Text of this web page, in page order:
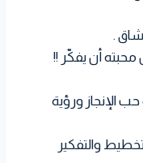
.
أن يفكّر !!
الإنجاز ورؤية
والتفكير